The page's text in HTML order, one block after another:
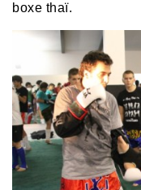
boxe thaï.